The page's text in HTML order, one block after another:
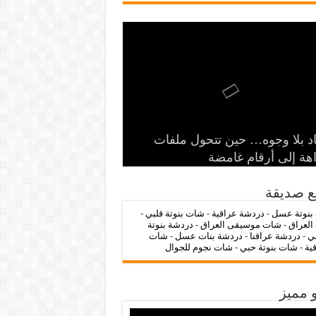
بلا وجوه… حين تتحول ملفات
إلى أرقام غامضة
الرمز السياسي وخطر التنازل عن
الدولةعراقنا 🔥
بنوتة عسل 💖
‌‌‌LC Waikiki: عنوان التسوق عبر
لشراء الملابس الأنيقة
صديقة
عسل - دردشة عراقية - شات بنوتة قلبي -
- شات موسيقى العراق - دردشة بنوتة
- دردشة عراقنا - دردشة بنات عسل - شات
- شات بنوتة حبي - شات نجوم للجوال
مميز